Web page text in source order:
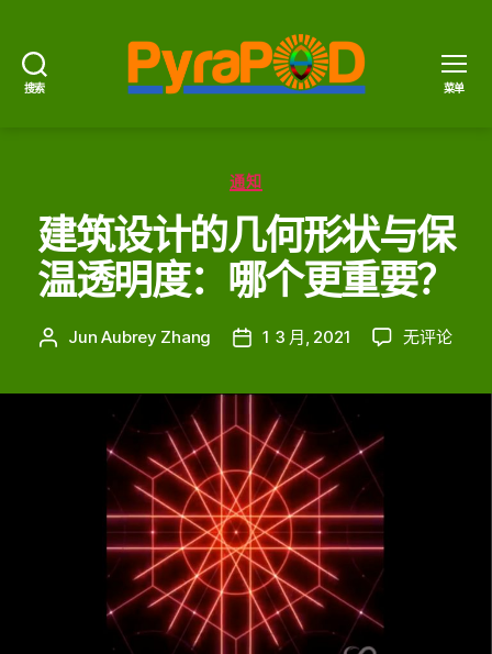
搜索
荚
太
阳
火
菜单
分
通知
建筑设计的几何形状与保
温透明度：哪个更重要？
文 Jun Aubrey Zhang
发 1 3 月, 2021
建
无评论